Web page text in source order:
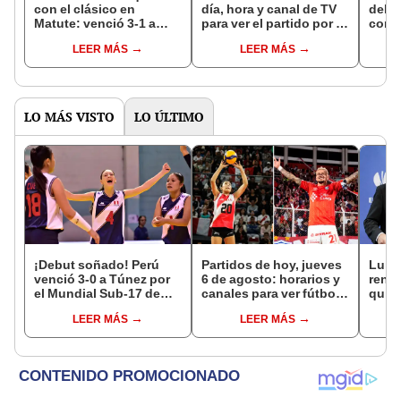
con el clásico en
Matute: venció 3-1 a
punta de la Liga
Femenina
LEER MÁS
día, hora y canal de TV
para ver el partido por la
LEER MÁS
del
con
LO MÁS VISTO LO ÚLTIMO
¡Debut soñado! Perú
venció 3-0 a Túnez por
el Mundial Sub-17 de
LEER MÁS
Partidos de hoy, jueves
6 de agosto: horarios y
canales para ver fútbol
LEER MÁS
Luis